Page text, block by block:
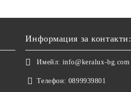
Информация за контакти:
Имейл: info@keralux-bg.com
Телефон: 0899939801